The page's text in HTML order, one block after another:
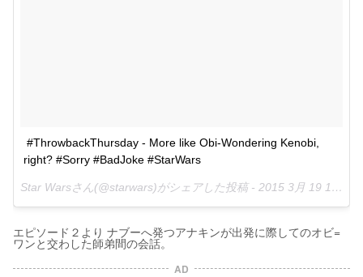
#ThrowbackThursday - More like Obi-Wondering Kenobi,
right? #Sorry #BadJoke #StarWars
Star Warsさん(@starwars)がシェアした投稿 - 2015 3月 19 10:42午前 PDT
エピソード２より ナブーへ発つアナキンが出発に際してのオビ=
ワンと交わした師弟間の会話。
AD